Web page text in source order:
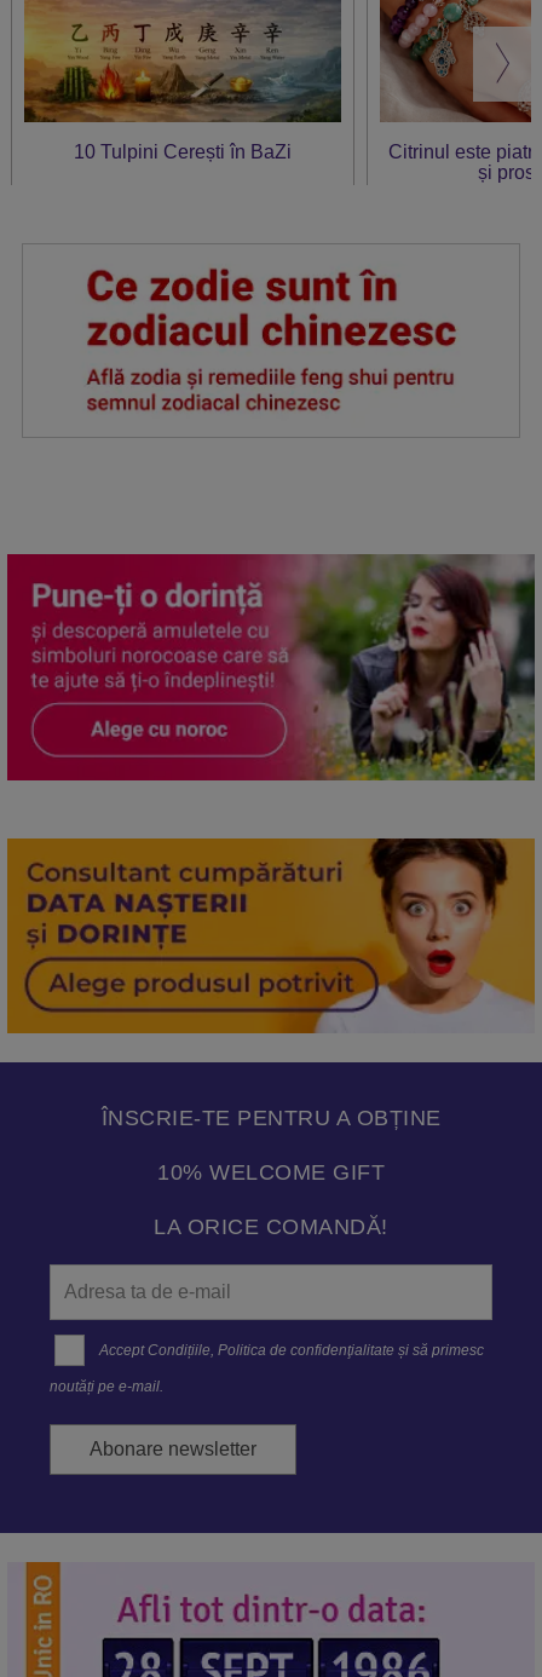
10 Tulpini Cerești în BaZi
Citrinul este
și
ÎNSCRIE-TE PENTRU A OBȚINE
10% WELCOME GIFT
LA ORICE COMANDĂ!
Accept Condițiile,Politica de confidenţialitate și să primesc
noutăți pe e-mail.
Abonare newsletter